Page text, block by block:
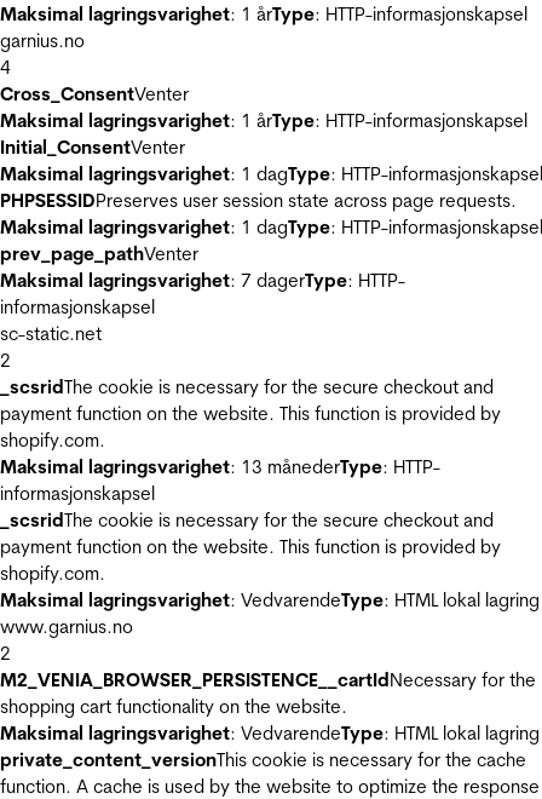
Maksimal lagringsvarighet: 1 årType: HTTP-informasjonskapsel
garnius.no
4
Cross_ConsentVenter
Maksimal lagringsvarighet: 1 årType: HTTP-informasjonskapsel
Initial_ConsentVenter
Maksimal lagringsvarighet: 1 dagType: HTTP-informasjonskapsel
PHPSESSIDPreserves user session state across page requests.
Maksimal lagringsvarighet: 1 dagType: HTTP-informasjonskapsel
prev_page_pathVenter
Maksimal lagringsvarighet: 7 dagerType: HTTP-
informasjonskapsel
sc-static.net
2
_scsridThe cookie is necessary for the secure checkout and
payment function on the website. This function is provided by
shopify.com.
Maksimal lagringsvarighet: 13 månederType: HTTP-
informasjonskapsel
_scsridThe cookie is necessary for the secure checkout and
payment function on the website. This function is provided by
shopify.com.
Maksimal lagringsvarighet: VedvarendeType: HTML lokal lagring
www.garnius.no
2
M2_VENIA_BROWSER_PERSISTENCE__cartIdNecessary for the
shopping cart functionality on the website.
Maksimal lagringsvarighet: VedvarendeType: HTML lokal lagring
private_content_versionThis cookie is necessary for the cache
function. A cache is used by the website to optimize the response